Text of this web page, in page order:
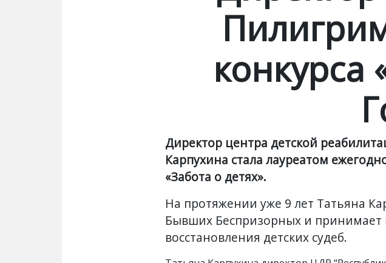
Директор центра детской
Карпухина стала лауреатом
«Забота о детях».
На протяжении уже 9 лет Татьяна
Бывших Беспризорных и принимает
восстановления детских судеб.